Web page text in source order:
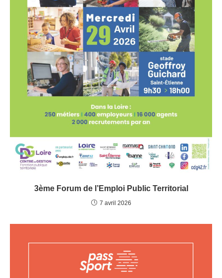
3ème Forum de l’Emploi Public Territorial
7 avril 2026